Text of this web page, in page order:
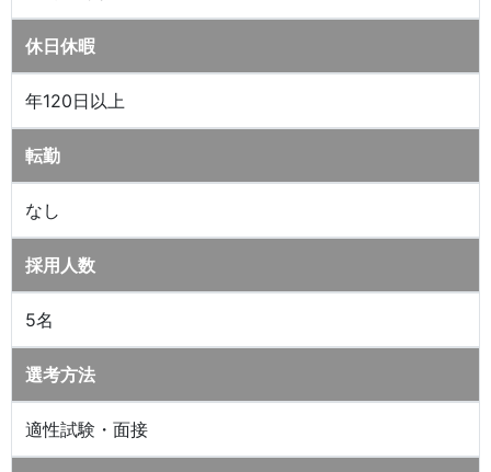
休日休暇
年120日以上
転勤
なし
採用人数
5名
選考方法
適性試験・面接